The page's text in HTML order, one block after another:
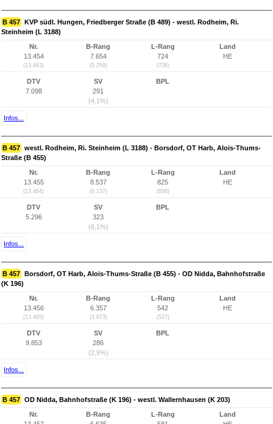
B 457 KVP südl. Hungen, Friedberger Straße (B 489) - westl. Rodheim, Ri.
Steinheim (L 3188)
Nr.
13.454
(13.463)
B-Rang
7.654
(5.259)
L-Rang
724
(706)
Land
HE
DTV
7.098
SV
291
(4,1%)
BPL
Infos...
B 457 westl. Rodheim, Ri. Steinheim (L 3188) - Borsdorf, OT Harb, Alois-Thums-
Straße (B 455)
Nr.
13.455
(13.464)
B-Rang
8.537
(6.137)
L-Rang
825
(806)
Land
HE
DTV
5.296
SV
323
(6,1%)
BPL
Infos...
B 457 Borsdorf, OT Harb, Alois-Thums-Straße (B 455) - OD Nidda, Bahnhofstraße
(K 196)
Nr.
13.456
(13.465)
B-Rang
6.357
(3.973)
L-Rang
542
(527)
Land
HE
DTV
9.853
SV
286
(2,9%)
BPL
Infos...
B 457 OD Nidda, Bahnhofstraße (K 196) - westl. Wallernhausen (K 203)
Nr.
B-Rang
L-Rang
Land